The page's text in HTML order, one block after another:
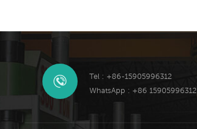
Tel : +86-15905996312
WhatsApp : +86 15905996312